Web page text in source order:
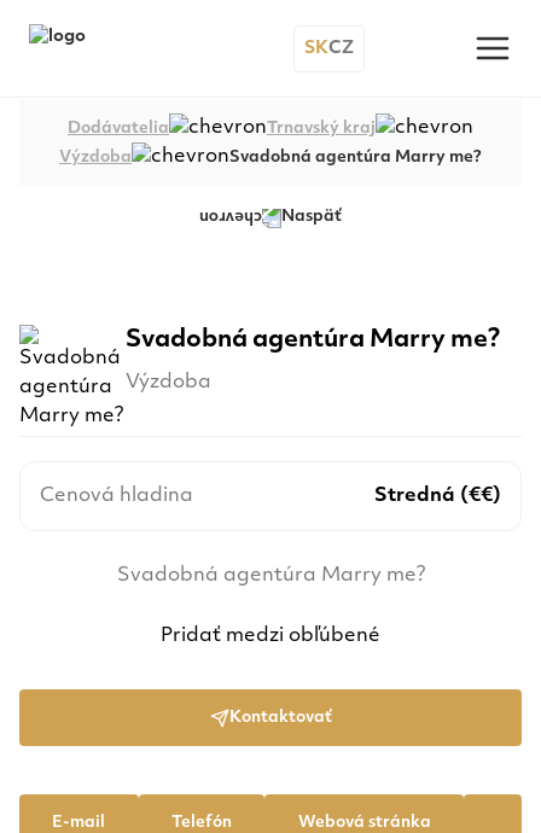
SKCZ
Dodávatelia
Trnavský kraj
Výzdoba
Svadobná agentúra Marry me?
Naspäť
Svadobná agentúra Marry me?
Výzdoba
Cenová hladina Stredná (€€)
Svadobná agentúra Marry me?
Pridať medzi obľúbené
Kontaktovať
E-mail Telefón Webová stránka